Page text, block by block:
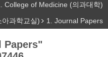
College of Medicine (의과대학)
과학교실)
1. Journal Papers
Papers"